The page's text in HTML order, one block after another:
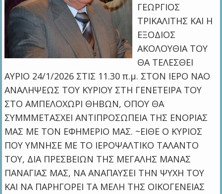
ΓΕΩΡΓΙΟΣ
ΤΡΙΚΑΛΙΤΗΣ ΚΑΙ Η
ΕΞΟΔΙΟΣ
ΑΚΟΛΟΥΘΙΑ ΤΟΥ
ΘΑ ΤΕΛΕΣΘΕΙ
ΑΥΡΙΟ 24/1/2026 ΣΤΙΣ 11.30 π.μ. ΣΤΟΝ ΙΕΡΟ ΝΑΟ
ΑΝΑΛΗΨΕΩΣ ΤΟΥ ΚΥΡΙΟΥ ΣΤΗ ΓΕΝΕΤΕΙΡΑ ΤΟΥ
ΣΤΟ ΑΜΠΕΛΟΧΩΡΙ ΘΗΒΩΝ, ΟΠΟΥ ΘΑ
ΣΥΜΜΜΕΤΑΣΧΕΙ ΑΝΤΙΠΡΟΣΩΠΕΙΑ ΤΗΣ ΕΝΟΡΙΑΣ
ΜΑΣ ΜΕ ΤΟΝ ΕΦΗΜΕΡΙΟ ΜΑΣ. ~ΕΙΘΕ Ο ΚΥΡΙΟΣ
ΠΟΥ ΥΜΝΗΣΕ ΜΕ ΤΟ ΙΕΡΟΨΑΛΤΙΚΟ ΤΑΛΑΝΤΟ
ΤΟΥ, ΔΙΑ ΠΡΕΣΒΕΙΩΝ ΤΗΣ ΜΕΓΑΛΗΣ ΜΑΝΑΣ
ΠΑΝΑΓΙΑΣ ΜΑΣ, ΝΑ ΑΝΑΠΑΥΣΕΙ ΤΗΝ ΨΥΧΗ ΤΟΥ
ΚΑΙ ΝΑ ΠΑΡΗΓΟΡΕΙ ΤΑ ΜΕΛΗ ΤΗΣ ΟΙΚΟΓΕΝΕΙΑΣ